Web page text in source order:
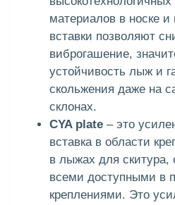
материалов в носке
вставки позволяют
виброгашение,
устойчивость лыж и
скольжения даже на
склонах.
CYA plate – это
вставка в области
в лыжах для скитура,
всеми доступными в
креплениями. Это